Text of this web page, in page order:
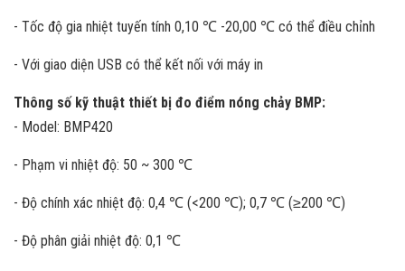
- Tốc độ gia nhiệt tuyến tính 0,10 ℃ -20,00 ℃ có thể điều chỉnh
- Với giao diện USB có thể kết nối với máy in
Thông số kỹ thuật thiết bị đo điểm nóng chảy BMP:
- Model: BMP420
- Phạm vi nhiệt độ: 50 ~ 300 ℃
- Độ chính xác nhiệt độ: 0,4 ℃ (<200 ℃); 0,7 ℃ (≥200 ℃)
- Độ phân giải nhiệt độ: 0,1 ℃